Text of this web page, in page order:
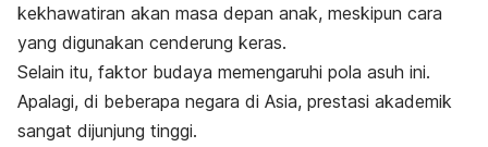
kekhawatiran akan masa depan anak, meskipun cara
yang digunakan cenderung keras.
Selain itu, faktor budaya memengaruhi pola asuh ini.
Apalagi, di beberapa negara di Asia, prestasi akademik
sangat dijunjung tinggi.